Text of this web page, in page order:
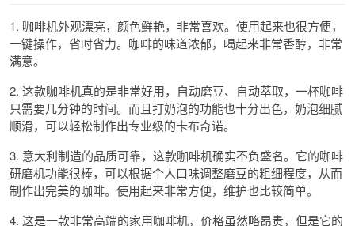
1. 咖啡机外观漂亮，颜色鲜艳，非常喜欢。使用起来也很方便，
一键操作，省时省力。咖啡的味道浓郁，喝起来非常香醇，非常
满意。
2. 这款咖啡机真的是非常好用，自动磨豆、自动萃取，一杯咖啡
只需要几分钟的时间。而且打奶泡的功能也十分出色，奶泡细腻
顺滑，可以轻松制作出专业级的卡布奇诺。
3. 意大利制造的品质可靠，这款咖啡机确实不负盛名。它的咖啡
研磨机功能很棒，可以根据个人口味调整磨豆的粗细程度，从而
制作出完美的咖啡。使用起来非常方便，维护也比较简单。
4. 这是一款非常高端的家用咖啡机，价格虽然略昂贵，但是它的